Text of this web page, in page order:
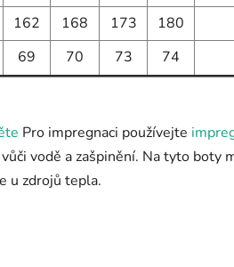
162 168 173
180
69 70 73 74
Pro impregnaci používejte
vodě a zašpinění. Na tyto boty
u zdrojů tepla.